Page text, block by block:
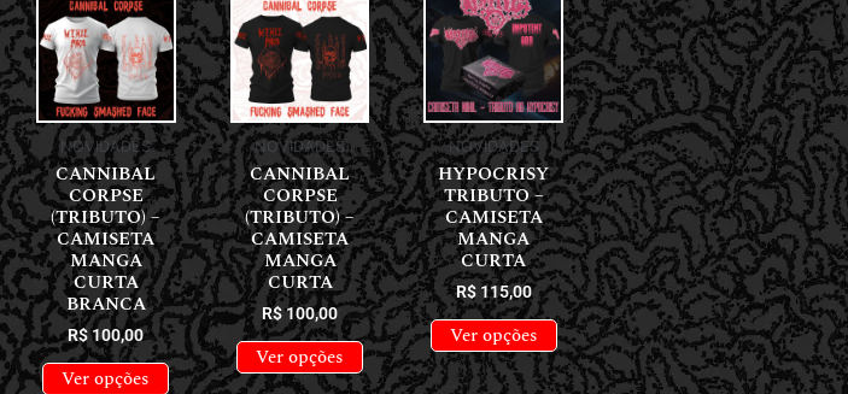
NOVIDADES
CANNIBAL
CORPSE
(TRIBUTO) –
CAMISETA
MANGA
CURTA
BRANCA
R$100,00
Ver opções
NOVIDADES
CANNIBAL
CORPSE
(TRIBUTO) –
CAMISETA
MANGA
CURTA
R$100,00
Ver opções
NOVIDADES
HYPOCRISY
TRIBUTO –
CAMISETA
MANGA
CURTA
R$115,00
Ver opções